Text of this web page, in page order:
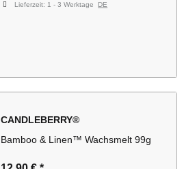
Lieferzeit: 1 - 3 Werktage DE
CANDLEBERRY®
Bamboo & Linen™ Wachsmelt 99g